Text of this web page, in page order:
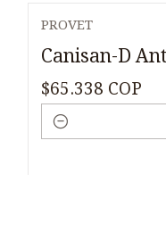
PROVET
Canisan-D
$65.338 COP
Cantidad